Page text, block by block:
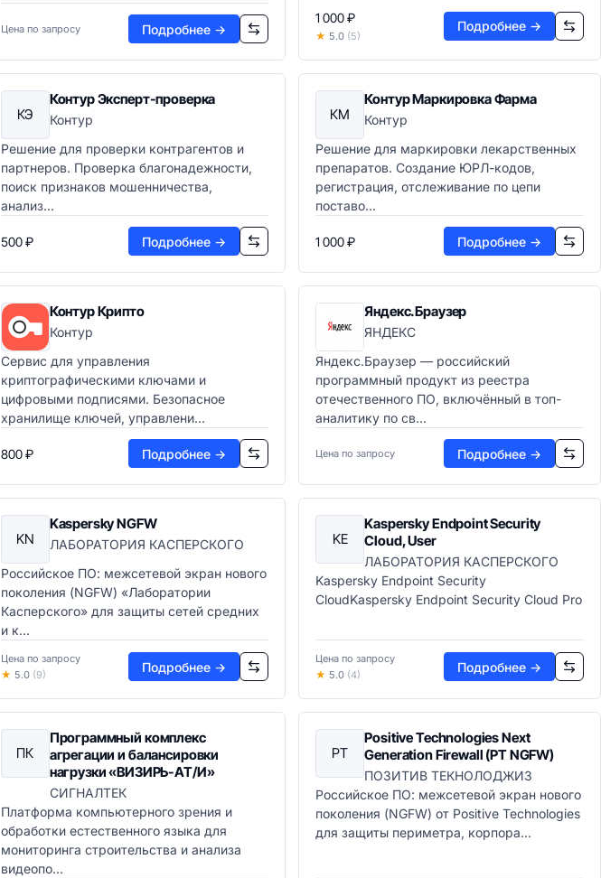
Цена по запросу Подробнее →
1 000 ₽
★ 5.0 (5)
Подробнее →
КЭ
Контур Эксперт-проверка
Контур
Решение для проверки контрагентов и
партнеров. Проверка благонадежности,
поиск признаков мошенничества,
анализ...
500 ₽ Подробнее →
КМ
Контур Маркировка Фарма
Контур
Решение для маркировки лекарственных
препаратов. Создание ЮРЛ-кодов,
регистрация, отслеживание по цепи
поставо...
1 000 ₽ Подробнее →
Контур Крипто
Контур
Сервис для управления
криптографическими ключами и
цифровыми подписями. Безопасное
хранилище ключей, управлени...
800 ₽ Подробнее →
Яндекс.Браузер
ЯНДЕКС
Яндекс.Браузер — российский
программный продукт из реестра
отечественного ПО, включённый в топ-
аналитику по св...
Цена по запросу Подробнее →
KN
Kaspersky NGFW
ЛАБОРАТОРИЯ КАСПЕРСКОГО
Российское ПО: межсетевой экран нового
поколения (NGFW) «Лаборатории
Касперского» для защиты сетей средних
и к...
Цена по запросу
★ 5.0 (9)
Подробнее →
KE
Kaspersky Endpoint Security
Cloud, User
ЛАБОРАТОРИЯ КАСПЕРСКОГО
Kaspersky Endpoint Security
CloudKaspersky Endpoint Security Cloud Pro
Цена по запросу
★ 5.0 (4)
Подробнее →
ПК
Программный комплекс
агрегации и балансировки
нагрузки «ВИЗИРЬ-АТ/И»
СИГНАЛТЕК
Платформа компьютерного зрения и
обработки естественного языка для
мониторинга строительства и анализа
видеопо...
PT
Positive Technologies Next
Generation Firewall (PT NGFW)
ПОЗИТИВ ТЕКНОЛОДЖИЗ
Российское ПО: межсетевой экран нового
поколения (NGFW) от Positive Technologies
для защиты периметра, корпора...